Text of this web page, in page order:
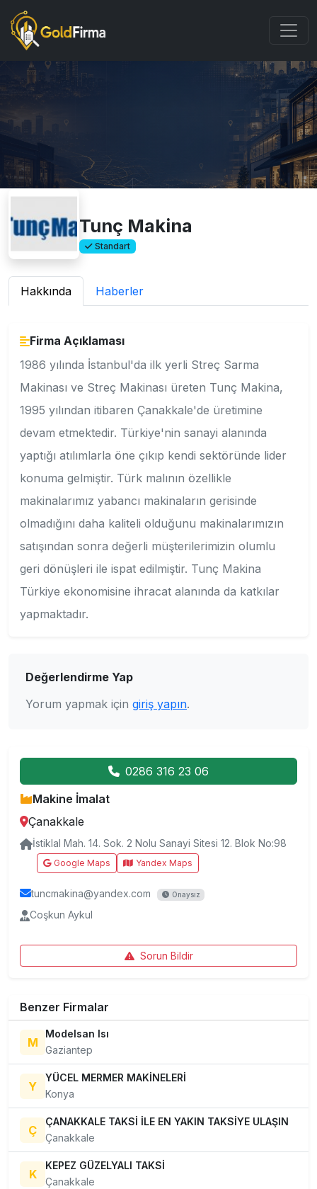
Tunç Makina
Standart
Hakkında Haberler
Firma Açıklaması
1986 yılında İstanbul'da ilk yerli Streç Sarma
Makinası ve Streç Makinası üreten Tunç Makina,
1995 yılından itibaren Çanakkale'de üretimine
devam etmektedir. Türkiye'nin sanayi alanında
yaptığı atılımlarla öne çıkıp kendi sektöründe lider
konuma gelmiştir. Türk malının özellikle
makinalarımız yabancı makinaların gerisinde
olmadığını daha kaliteli olduğunu makinalarımızın
satışından sonra değerli müşterilerimizin olumlu
geri dönüşleri ile ispat edilmiştir. Tunç Makina
Türkiye ekonomisine ihracat alanında da katkılar
yapmaktadır.
Değerlendirme Yap
Yorum yapmak için giriş yapın.
0286 316 23 06
Makine İmalat
Çanakkale
İstiklal Mah. 14. Sok. 2 Nolu Sanayi Sitesi 12. Blok No:98
Google Maps Yandex Maps
tuncmakina@yandex.com Onaysız
Coşkun Aykul
Sorun Bildir
Benzer Firmalar
M
Modelsan Isı
Gaziantep
Y
YÜCEL MERMER MAKİNELERİ
Konya
Ç
ÇANAKKALE TAKSİ İLE EN YAKIN TAKSİYE ULAŞIN
Çanakkale
K
KEPEZ GÜZELYALI TAKSİ
Çanakkale